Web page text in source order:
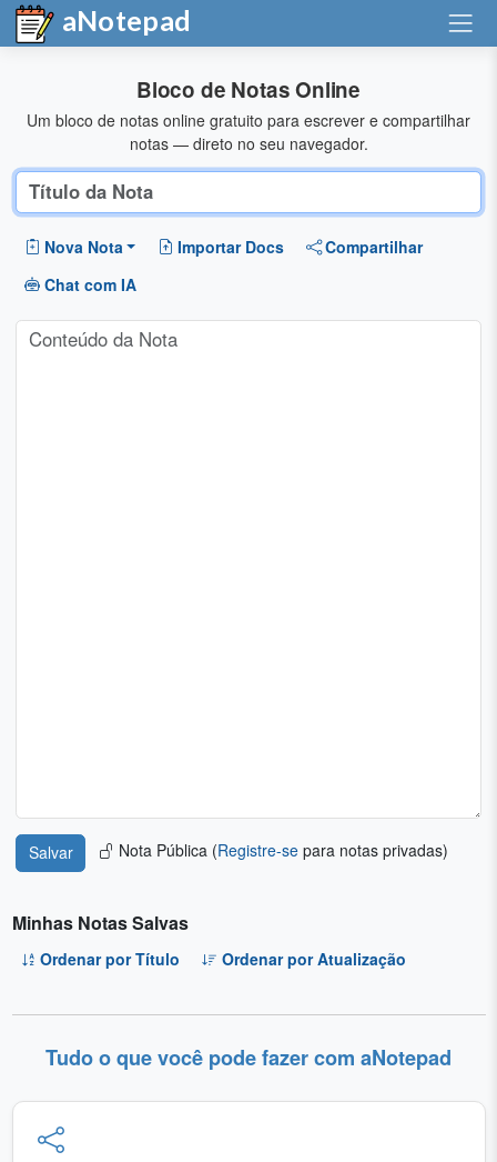
aNotepad
Bloco de Notas Online
Um bloco de notas online gratuito para escrever e compartilhar
notas — direto no seu navegador.
Nova Nota Importar Docs
Compartilhar
Chat com IA
Nota Pública (Registre-separa notas privadas)
Minhas Notas Salvas
Ordenar por Título Ordenar por Atualização
Tudo o que você pode fazer com aNotepad